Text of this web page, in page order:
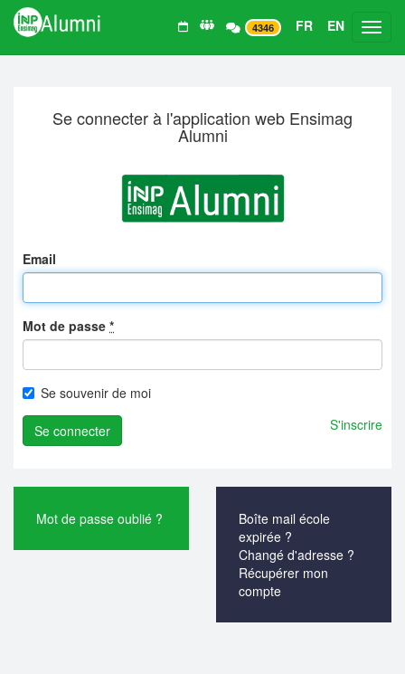
4346 FR EN
Se connecter à l'application web Ensimag
Alumni
Email
Mot de passe *
Se souvenir de moi
S'inscrire
Mot de passe oublié ?
Boîte mail école
expirée ?
Changé d'adresse ?
Récupérer mon
compte